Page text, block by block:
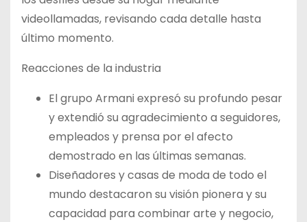
videollamadas, revisando cada detalle hasta
último momento.
Reacciones de la industria
El grupo Armani expresó su profundo pesar
y extendió su agradecimiento a seguidores,
empleados y prensa por el afecto
demostrado en las últimas semanas.
Diseñadores y casas de moda de todo el
mundo destacaron su visión pionera y su
capacidad para combinar arte y negocio,